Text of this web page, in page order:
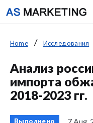
Home Исследования
Анализ
импорта
2018-2023 гг.